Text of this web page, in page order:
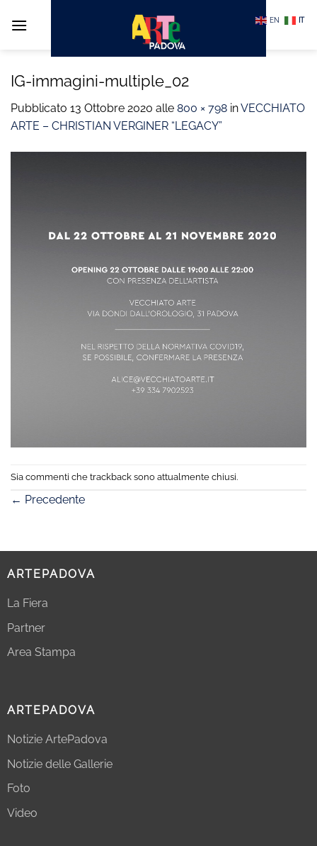
IG-immagini-multiple_02
Pubblicato 13 Ottobre 2020 alle 800 × 798 inVECCHIATO
ARTE – CHRISTIAN VERGINER “LEGACY”
Sia commenti che trackback sono attualmente chiusi.
← Precedente
ARTEPADOVA
La Fiera
Partner
Area Stampa
ARTEPADOVA
Notizie ArtePadova
Notizie delle Gallerie
Foto
Video
EN IT